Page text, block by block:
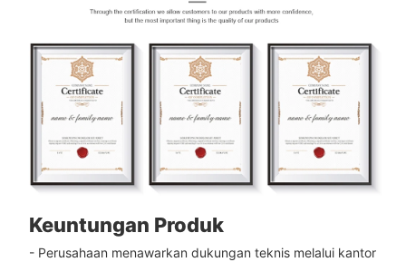
Keuntungan Produk
- Perusahaan menawarkan dukungan teknis melalui kantor